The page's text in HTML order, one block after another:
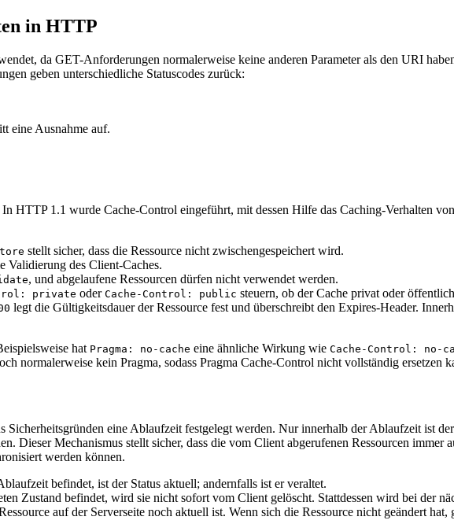
in HTTP
da GET-Anforderungen normalerweise keine anderen Parameter als den URI
geben unterschiedliche Statuscodes zurück:
eine Ausnahme auf.
1.1 wurde Cache-Control eingeführt, mit dessen Hilfe das Caching-Verhalten
stellt sicher, dass die Ressource nicht zwischengespeichert wird.
Validierung des Client-Caches.
, und abgelaufene Ressourcen dürfen nicht verwendet werden.
private oder Cache-Control: public steuern, ob der Cache privat oder
legt die Gültigkeitsdauer der Ressource fest und überschreibt den Expires-Header.
hat Pragma: no-cache eine ähnliche Wirkung wie Cache-Control: no-
normalerweise kein Pragma, sodass Pragma Cache-Control nicht vollständig ersetzen
Sicherheitsgründen eine Ablaufzeit festgelegt werden. Nur innerhalb der Ablaufzeit ist
Dieser Mechanismus stellt sicher, dass die vom Client abgerufenen Ressourcen immer
werden können.
befindet, ist der Status aktuell; andernfalls ist er veraltet.
Zustand befindet, wird sie nicht sofort vom Client gelöscht. Stattdessen wird bei der
auf der Serverseite noch aktuell ist. Wenn sich die Ressource nicht geändert